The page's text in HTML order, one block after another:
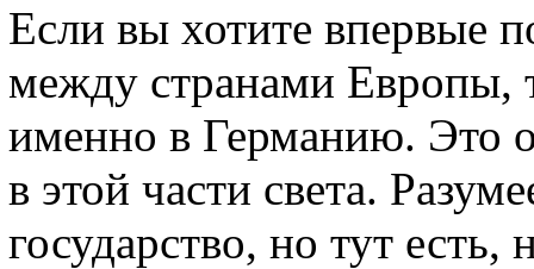
Если вы хотите впервые
между странами Европы,
именно в Германию. Это
в этой части света.
государство, но тут